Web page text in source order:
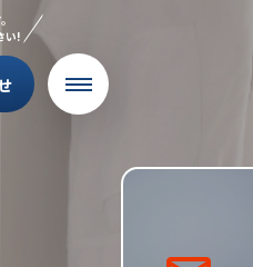
い!